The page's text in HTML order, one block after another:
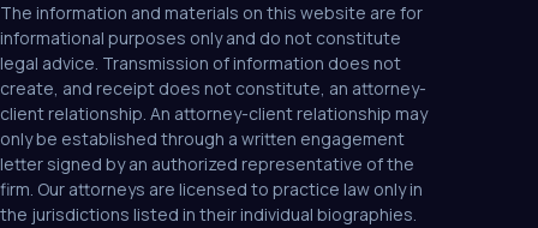
The information and materials on this website are for
informational purposes only and do not constitute
legal advice. Transmission of information does not
create, and receipt does not constitute, an attorney-
client relationship. An attorney-client relationship may
only be established through a written engagement
letter signed by an authorized representative of the
firm. Our attorneys are licensed to practice law only in
the jurisdictions listed in their individual biographies.